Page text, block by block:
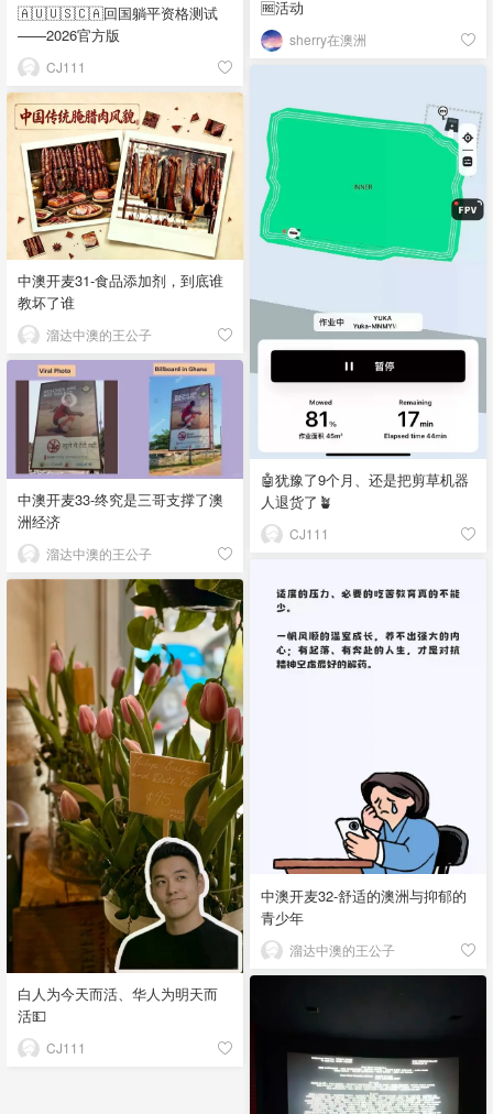
🆓活动
sherry在澳洲
🇦🇺🇺🇸🇨🇦回国躺平资格测试
——2026官方版
CJ111
🤖犹豫了9个月、还是把剪草机器
人退货了🪴
CJ111
中澳开麦31-食品添加剂，到底谁
教坏了谁
溜达中澳的王公子
中澳开麦33-终究是三哥支撑了澳
洲经济
溜达中澳的王公子
中澳开麦32-舒适的澳洲与抑郁的
青少年
溜达中澳的王公子
白人为今天而活、华人为明天而
活💵
CJ111